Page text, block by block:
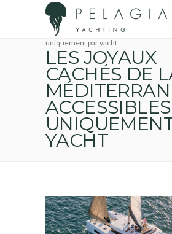
Accueil
Voyage en yacht
Les joyaux cachés de la méditerranée
uniquement par yacht
LES JOYAUX
CACHÉS DE
ACCESSIBLES
YACHT